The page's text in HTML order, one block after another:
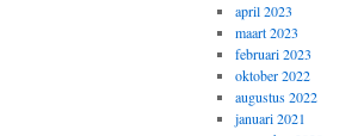
april 2023
maart 2023
februari 2023
oktober 2022
augustus 2022
januari 2021